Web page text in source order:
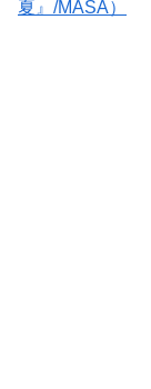
夏』/MASA）